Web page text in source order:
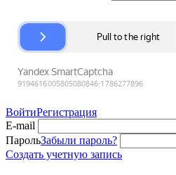
ВойтиРегистрация
E-mail
ПарольЗабыли пароль?
Создать учетную запись